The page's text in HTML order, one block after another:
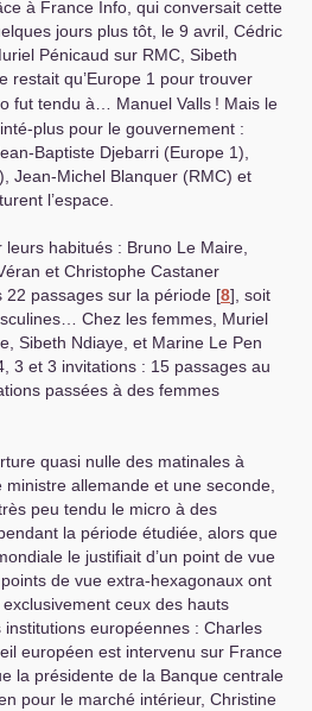
à France Info, qui conversait cette
jours plus tôt, le 9 avril, Cédric
Pénicaud sur RMC , Sibeth
restait qu’Europe 1 pour trouver
fut tendu à… Manuel Valls ! Mais le
plus pour le gouvernement :
Baptiste Djebarri (Europe 1),
Jean-Michel Blanquer (RMC) et
l’espace.
habitués : Bruno Le Maire,
et Christophe Castaner
22 passages sur la période [8] , soit
Chez les femmes, Muriel
Sibeth Ndiaye, et Marine Le Pen
3 et 3 invitations : 15 passages au
passées à des femmes
quasi nulle des matinales à
ministre allemande et une seconde,
peu tendu le micro à des
la période étudiée, alors que
le justifiait d’un point de vue
de vue extra-hexagonaux ont
ceux des hauts
européennes : Charles
européen est intervenu sur France
la présidente de la Banque centrale
pour le marché intérieur, Christine